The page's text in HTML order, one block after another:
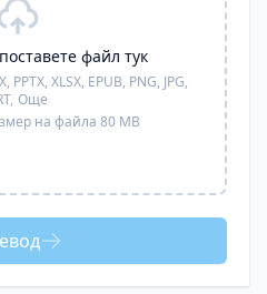
файл тук
PPTX, XLSX, EPUB, PNG, JPG,
Още
на файла 80 MB